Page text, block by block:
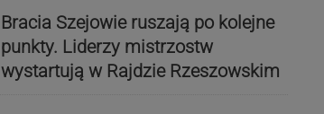
Bracia Szejowie ruszają po kolejne
punkty. Liderzy mistrzostw
wystartują w Rajdzie Rzeszowskim